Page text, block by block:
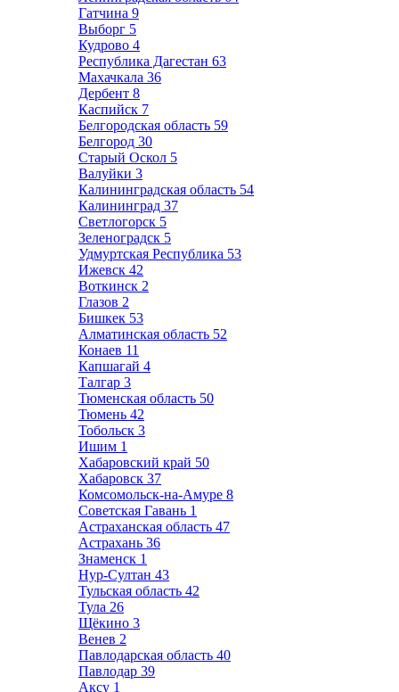
Гатчина 9
Выборг 5
Кудрово 4
Республика Дагестан 63
Махачкала 36
Дербент 8
Каспийск 7
Белгородская область 59
Белгород 30
Старый Оскол 5
Валуйки 3
Калининградская область 54
Калининград 37
Светлогорск 5
Зеленоградск 5
Удмуртская Республика 53
Ижевск 42
Воткинск 2
Глазов 2
Бишкек 53
Алматинская область 52
Конаев 11
Капшагай 4
Талгар 3
Тюменская область 50
Тюмень 42
Тобольск 3
Ишим 1
Хабаровский край 50
Хабаровск 37
Комсомольск-на-Амуре 8
Советская Гавань 1
Астраханская область 47
Астрахань 36
Знаменск 1
Нур-Султан 43
Тульская область 42
Тула 26
Щёкино 3
Венев 2
Павлодарская область 40
Павлодар 39
Аксу 1